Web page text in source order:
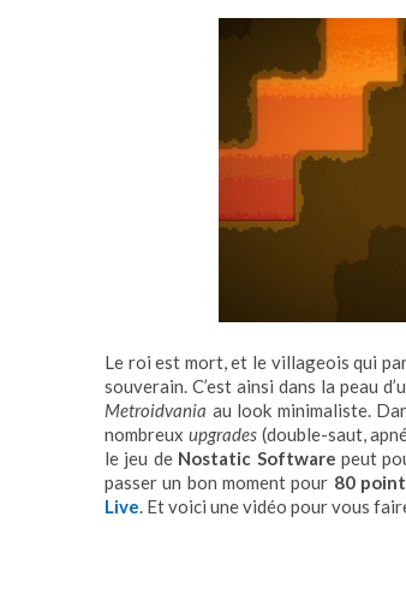
Le roi est mort, et le villageois qui
souverain. C’est ainsi dans la peau
Metroidvania au look minimaliste.
nombreux upgrades(double-saut,
le jeu de Nostatic Software peut
passer un bon moment pour 80
Live . Et voici une vidéo pour vous